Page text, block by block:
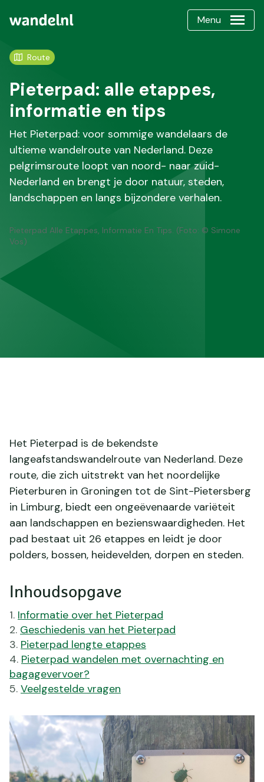
Menu
Route
Pieterpad: alle etappes,
informatie en tips
Het Pieterpad: voor sommige wandelaars de
ultieme wandelroute van Nederland. Deze
pelgrimsroute loopt van noord- naar zuid-
Nederland en brengt je door natuur, steden,
landschappen en langs bijzondere verhalen.
Pieterpad Alle Etappes, Informatie En Tips. (Foto: © Simone
Vos)
Het Pieterpad is de bekendste
langeafstandswandelroute van Nederland. Deze
route, die zich uitstrekt van het noordelijke
Pieterburen in Groningen tot de Sint-Pietersberg
in Limburg, biedt een ongeëvenaarde variëteit
aan landschappen en bezienswaardigheden. Het
pad bestaat uit 26 etappes en leidt je door
polders, bossen, heidevelden, dorpen en steden.
Inhoudsopgave
Informatie over het Pieterpad
Geschiedenis van het Pieterpad
Pieterpad lengte etappes
Pieterpad wandelen met overnachting en
bagagevervoer?
Veelgestelde vragen